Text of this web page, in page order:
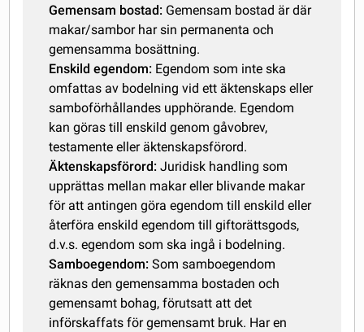
Gemensam bostad: Gemensam bostad är där
makar/sambor har sin permanenta och
gemensamma bosättning.
Enskild egendom: Egendom som inte ska
omfattas av bodelning vid ett äktenskaps eller
samboförhållandes upphörande. Egendom
kan göras till enskild genom gåvobrev,
testamente eller äktenskapsförord.
Äktenskapsförord: Juridisk handling som
upprättas mellan makar eller blivande makar
för att antingen göra egendom till enskild eller
återföra enskild egendom till giftorättsgods,
d.v.s. egendom som ska ingå i bodelning.
Samboegendom:Som samboegendom
räknas den gemensamma bostaden och
gemensamt bohag, förutsatt att det
införskaffats för gemensamt bruk. Har en